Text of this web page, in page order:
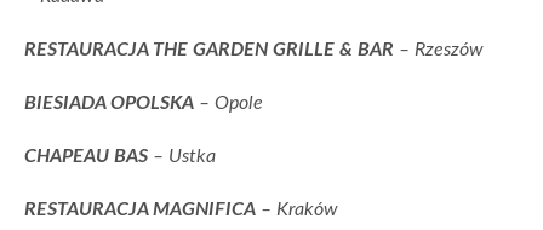
RESTAURACJA THE GARDEN GRILLE & BAR – Rzeszów
BIESIADA OPOLSKA – Opole
CHAPEAU BAS – Ustka
RESTAURACJA MAGNIFICA – Kraków